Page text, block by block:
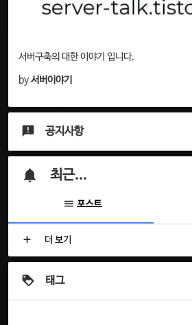
서버구축의 대한 이야기 입니다.
by서버이야기
공지사항
최근...
포스트
더 보기
태그